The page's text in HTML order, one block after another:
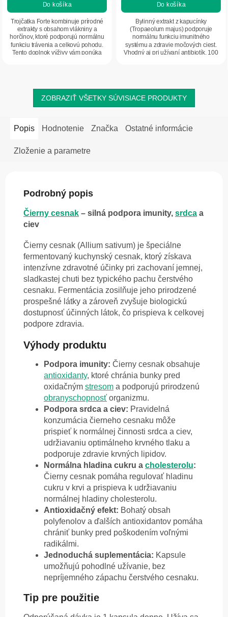
Do košíka
Trojčatka Forte kombinuje prírodné
extrakty s obsahom vlákniny a
horčínov, ktoré podporujú normálnu
funkciu trávenia a celkovú pohodu.
Tento doplnok výživy vám ponúka
Do košíka
Bylinný extrakt z kapucínky
(Tropaeolum majus) podporuje
normálnu funkciu imunitného
systému a zdravie močových ciest.
Vhodný aj pri užívaní antibiotík. 100
ZOBRAZIŤ VŠETKY SÚVISIACE PRODUKTY
Popis Hodnotenie Značka Ostatné informácie
Zloženie a parametre
Podrobný popis
Čierny cesnak – silná podpora imunity, srdca a
ciev
Čierny cesnak (Allium sativum) je špeciálne
fermentovaný kuchynský cesnak, ktorý získava
intenzívne zdravotné účinky pri zachovaní jemnej,
sladkastej chuti bez typického pachu čerstvého
cesnaku. Fermentácia zosilňuje jeho prirodzené
prospešné látky a zároveň zvyšuje biologickú
dostupnosť účinných látok, čo prispieva k celkovej
podpore zdravia.
Výhody produktu
Podpora imunity: Čierny cesnak obsahuje
antioxidanty, ktoré chránia bunky pred
oxidačným stresom a podporujú prirodzenú
obranyschopnosť organizmu.
Podpora srdca a ciev: Pravidelná
konzumácia čierneho cesnaku môže
prispieť k normálnej činnosti srdca a ciev,
udržiavaniu optimálneho krvného tlaku a
podporuje zdravie krvných lipidov.
Normálna hladina cukru a cholesterolu:
Čierny cesnak pomáha regulovať hladinu
cukru v krvi a prispieva k udržiavaniu
normálnej hladiny cholesterolu.
Antioxidačný efekt: Bohatý obsah
polyfenolov a ďalších antioxidantov pomáha
chrániť bunky pred poškodením voľnými
radikálmi.
Jednoduchá suplementácia: Kapsule
umožňujú pohodlné užívanie, bez
nepríjemného zápachu čerstvého cesnaku.
Tip pre použitie